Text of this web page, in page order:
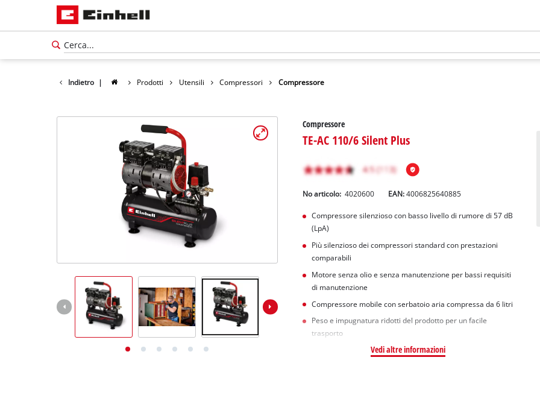
Indietro | Prodotti Utensili Compressori Compressore
Compressore
TE-AC 110/6 Silent Plus
No articolo: 4020600 EAN:4006825640885
Compressore silenzioso con basso livello di rumore di 57 dB
(LpA)
Più silenzioso dei compressori standard con prestazioni
comparabili
Motore senza olio e senza manutenzione per bassi requisiti
di manutenzione
Compressore mobile con serbatoio aria compressa da 6 litri
Peso e impugnatura ridotti del prodotto per un facile
trasporto
Vedi altre informazioni